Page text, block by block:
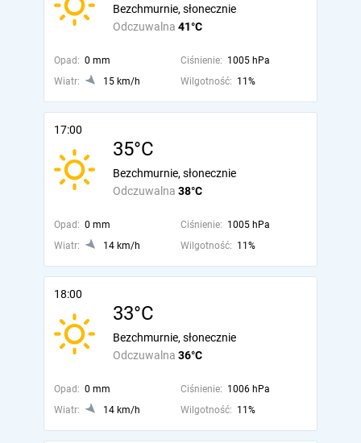
Odczuwalna 41°C
Bezchmurnie, słonecznie
Opad: 0 mm Ciśnienie: 1005 hPa
Wiatr:
15 km/h Wilgotność: 11%
17:00
35°C
Odczuwalna 38°C
Bezchmurnie, słonecznie
Opad: 0 mm Ciśnienie: 1005 hPa
Wiatr:
14 km/h Wilgotność: 11%
18:00
33°C
Odczuwalna 36°C
Bezchmurnie, słonecznie
Opad: 0 mm Ciśnienie: 1006 hPa
Wiatr:
14 km/h Wilgotność: 11%